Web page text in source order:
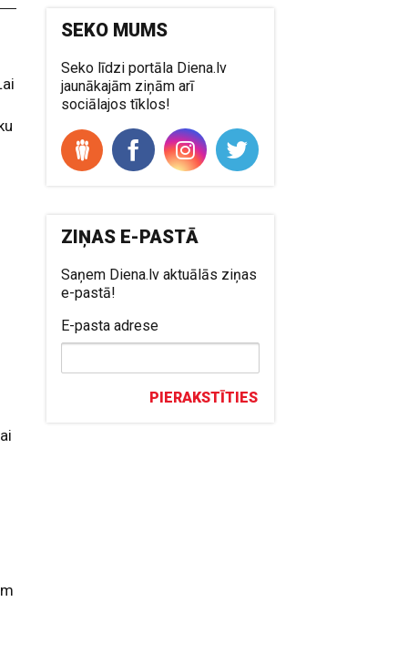
SEKO MUMS
Seko līdzi portāla Diena.lv
jaunākajām ziņām arī
sociālajos tīklos!
ZIŅAS E-PASTĀ
Saņem Diena.lv aktuālās ziņas
e-pastā!
E-pasta adrese
PIERAKSTĪTIES